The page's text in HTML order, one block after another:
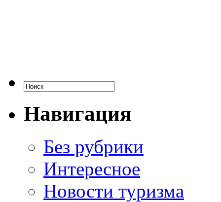
Навигация
Без рубрики
Интересное
Новости туризма